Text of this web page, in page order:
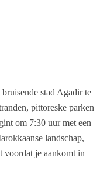
stad Agadir te
pittoreske parken
om 7:30 uur met een
landschap,
voordat je aankomt in